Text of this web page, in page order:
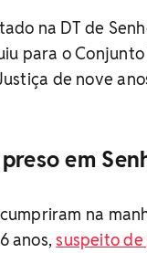
na DT de
para o
de nove
em
na
anos,suspeito